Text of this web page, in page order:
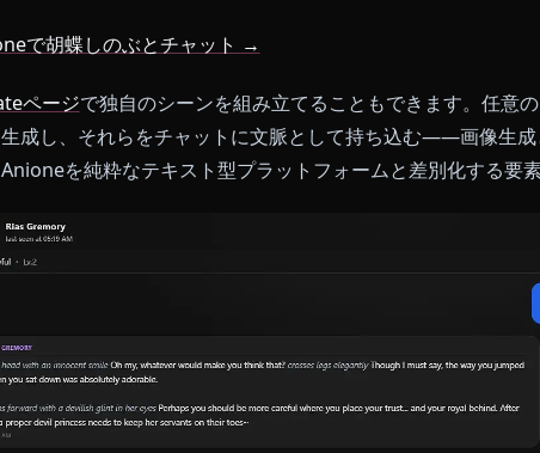
今すぐしのぶと話してみましょう
準備はよろしいですか？キャラクターページへ移動し
夫もジェイルブレイクも一切不要です。キャラクター
Anioneで胡蝶しのぶとチャット →
Createページ
で独自のシーンを組み立てることもでき
トを生成し、それらをチャットに文脈として持ち込む
が、Anioneを純粋なテキスト型プラットフォームと差別